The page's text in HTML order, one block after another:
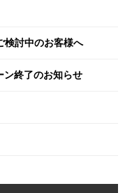
検討中のお客様へ
ン終了のお知らせ